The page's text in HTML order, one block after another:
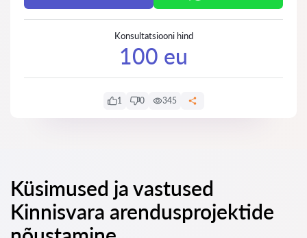
Konsultatsiooni hind
100 eu
1 0 345
Küsimused ja vastused
Kinnisvara arendusprojektide